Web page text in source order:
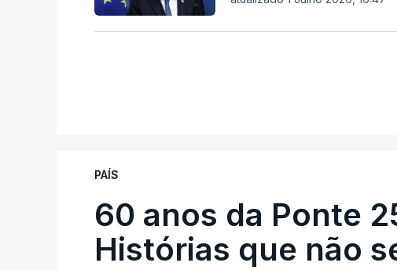
PAÍS
60 anos da Ponte
Histórias que não